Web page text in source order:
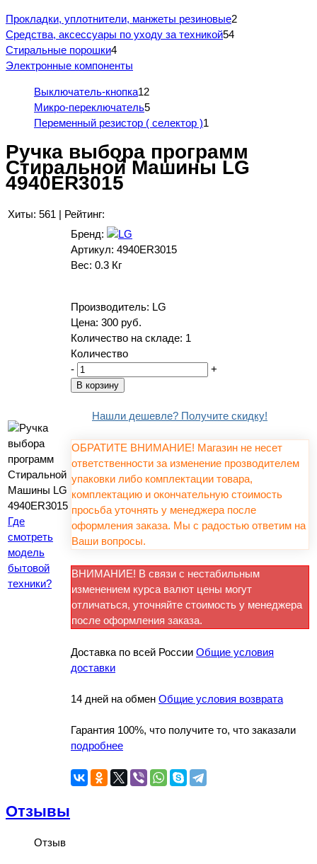
Прокладки, уплотнители, манжеты резиновые2
Средства, аксессуары по уходу за техникой54
Стиральные порошки4
Электронные компоненты
Выключатель-кнопка12
Микро-переключатель5
Переменный резистор ( селектор )1
Ручка выбора программ
Стиральной Машины LG
4940ER3015
Хиты: 561 | Рейтинг:
Где
смотреть
модель
бытовой
техники?
Бренд:
Артикул: 4940ER3015
Вес: 0.3 Кг
Производитель: LG
Цена: 300 руб.
Количество на складе: 1
Количество
-
+
Нашли дешевле? Получите скидку!
ОБРАТИТЕ ВНИМАНИЕ! Магазин не несет
ответственности за изменение прозводителем
упаковки либо комплектации товара,
комплектацию и окончательную стоимость
просьба уточнять у менеджера после
оформления заказа. Мы с радостью ответим на
Ваши вопросы.
ВНИМАНИЕ! В связи с нестабильным
изменением курса валют цены могут
отличаться, уточняйте стоимость у менеджера
после оформления заказа.
Доставка по всей России Общие условия
доставки
14 дней на обмен Общие условия возврата
Гарантия 100%, что получите то, что заказали
подробнее
Отзывы
Отзыв